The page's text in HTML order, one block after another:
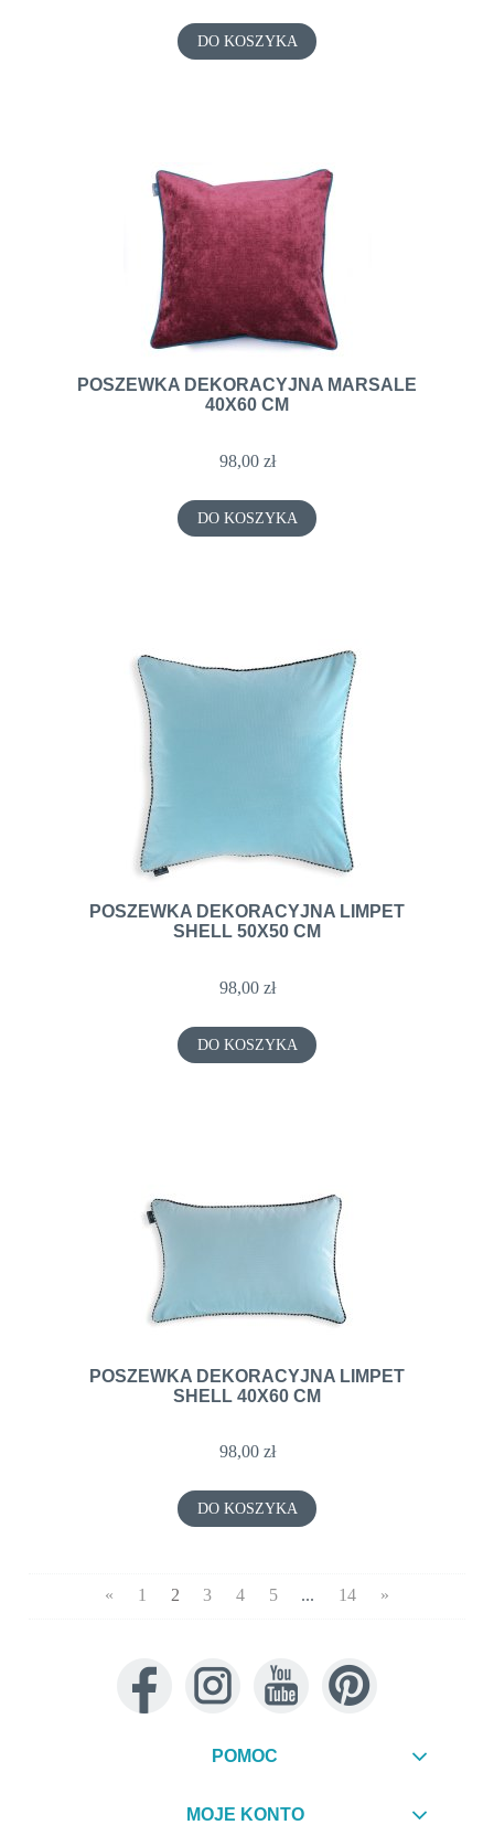
DO KOSZYKA
POSZEWKA DEKORACYJNA MARSALE
40X60 CM
98,00 zł
DO KOSZYKA
POSZEWKA DEKORACYJNA LIMPET
SHELL 50X50 CM
98,00 zł
DO KOSZYKA
POSZEWKA DEKORACYJNA LIMPET
SHELL 40X60 CM
98,00 zł
DO KOSZYKA
« 1 2 3 4 5 ... 14 »
POMOC
MOJE KONTO